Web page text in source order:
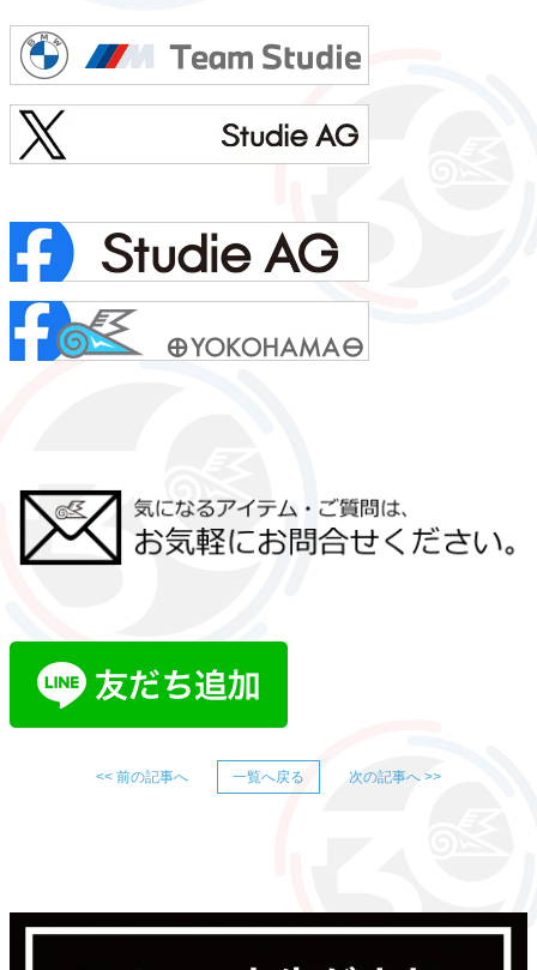
<< 前の記事へ 一覧へ戻る 次の記事へ >>